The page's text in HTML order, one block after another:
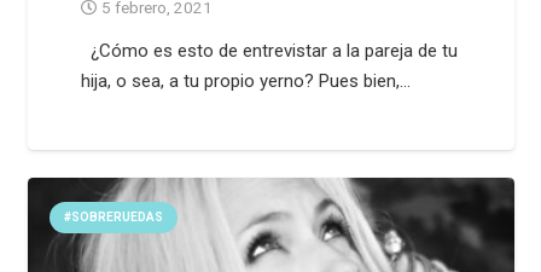
5 febrero, 2021
¿Cómo es esto de entrevistar a la pareja de tu
hija, o sea, a tu propio yerno? Pues bien,…
#SOBRERUEDAS